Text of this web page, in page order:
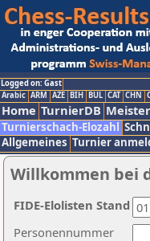
Logged on: Gast
Arabic ARM AZE BIH BUL CAT CHN
Home TurnierDB
Turnierschach-Elozahl
Allgemeines Turnier
Willkommen bei
Personennummer
FIDE-Elolisten Stand